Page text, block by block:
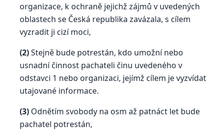
organizace, k ochraně jejichž zájmů v uvedených
oblastech se Česká republika zavázala, s cílem
vyzradit ji cizí moci,
(2)Stejně bude potrestán, kdo umožní nebo
usnadní činnost pachateli činu uvedeného v
odstavci 1 nebo organizaci, jejímž cílem je vyzvídat
utajované informace.
(3) Odnětím svobody na osm až patnáct let bude
pachatel potrestán,